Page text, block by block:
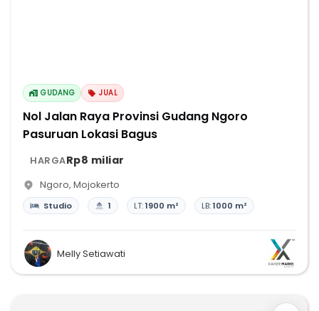
GUDANG JUAL
Nol Jalan Raya Provinsi Gudang Ngoro
Pasuruan Lokasi Bagus
HARGARp8 miliar
Ngoro, Mojokerto
Studio 1 LT:1900 m² LB:1000 m²
Melly Setiawati